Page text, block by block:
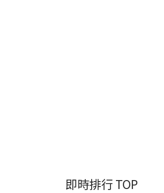
即時排行 TOP